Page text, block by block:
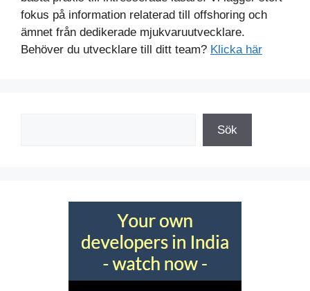
fokus på information relaterad till offshoring och
ämnet från dedikerade mjukvaruutvecklare.
Behöver du utvecklare till ditt team? Klicka här
Sök